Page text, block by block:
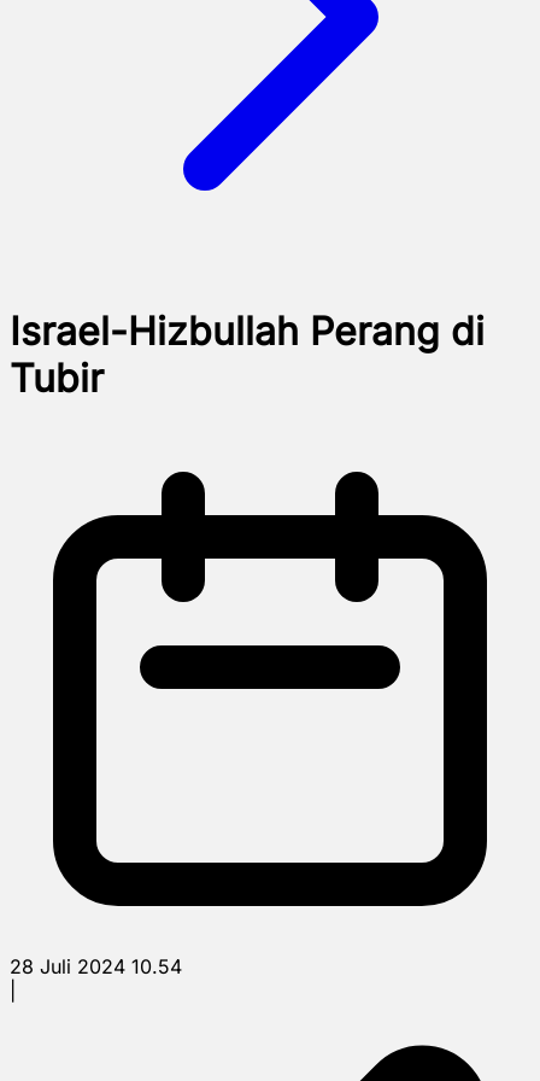
Israel-Hizbullah Perang di
Tubir
28 Juli 2024 10.54